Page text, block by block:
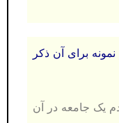
برای آن ذكر
یک جامعه در آن